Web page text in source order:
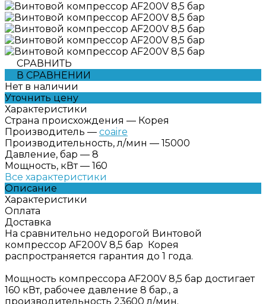
СРАВНИТЬ
В СРАВНЕНИИ
Нет в наличии
Уточнить цену
Характеристики
Страна происхождения — Корея
Производитель — coaire
Производительность, л/мин — 15000
Давление, бар — 8
Мощность, кВт — 160
Все характеристики
Описание
Характеристики
Оплата
Доставка
На сравнительно недорогой Винтовой
компрессор AF200V 8,5 бар Корея
распространяется гарантия до 1 года.
Мощность компрессора AF200V 8,5 бар достигает
160 кВт, рабочее давление 8 бар., а
производительность 23600 л/мин.